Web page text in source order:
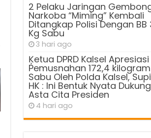
2 Pelaku Jaringan
Narkoba “Miming” Kembali
Ditangkap Polisi Dengan BB
Kg Sabu
3 hari ago
Ķetua DPRD Kalsel Apresiasi
Pemusnahan 172,4 kilogram
Sabu Oleh Polda Kalsel,
HK : Ini Bentuk Nyata
Asta Cita Presiden
4 hari ago